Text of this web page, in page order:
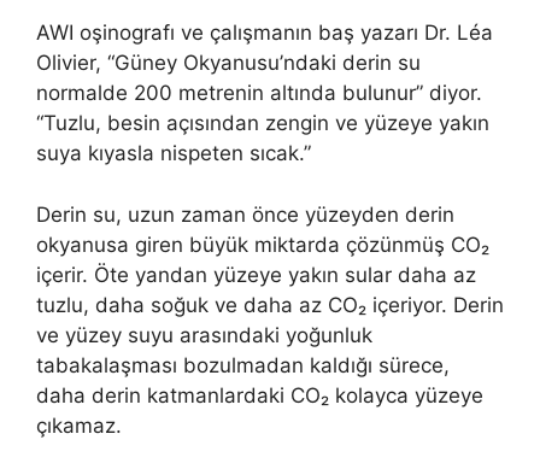
AWI oşinografı ve çalışmanın baş yazarı Dr. Léa
Olivier, “Güney Okyanusu’ndaki derin su
normalde 200 metrenin altında bulunur” diyor.
“Tuzlu, besin açısından zengin ve yüzeye yakın
suya kıyasla nispeten sıcak.”
Derin su, uzun zaman önce yüzeyden derin
okyanusa giren büyük miktarda çözünmüş CO₂
içerir. Öte yandan yüzeye yakın sular daha az
tuzlu, daha soğuk ve daha az CO₂ içeriyor. Derin
ve yüzey suyu arasındaki yoğunluk
tabakalaşması bozulmadan kaldığı sürece,
daha derin katmanlardaki CO₂ kolayca yüzeye
çıkamaz.